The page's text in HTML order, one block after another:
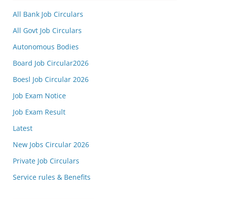
All Bank Job Circulars
All Govt Job Circulars
Autonomous Bodies
Board Job Circular2026
Boesl Job Circular 2026
Job Exam Notice
Job Exam Result
Latest
New Jobs Circular 2026
Private Job Circulars
Service rules & Benefits